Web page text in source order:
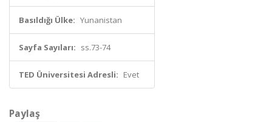
Basıldığı Ülke: Yunanistan
Sayfa Sayıları: ss.73-74
TED Üniversitesi Adresli: Evet
Paylaş